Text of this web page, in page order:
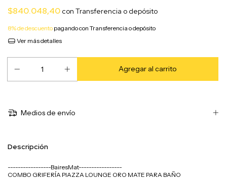
$840.048,40 con Transferencia o depósito
8% de descuento pagando con Transferencia o depósito
Ver más detalles
Medios de envío
Descripción
-----------------BairesMat-----------------
COMBO GRIFERÍA PIAZZA LOUNGE ORO MATE PARA BAÑO